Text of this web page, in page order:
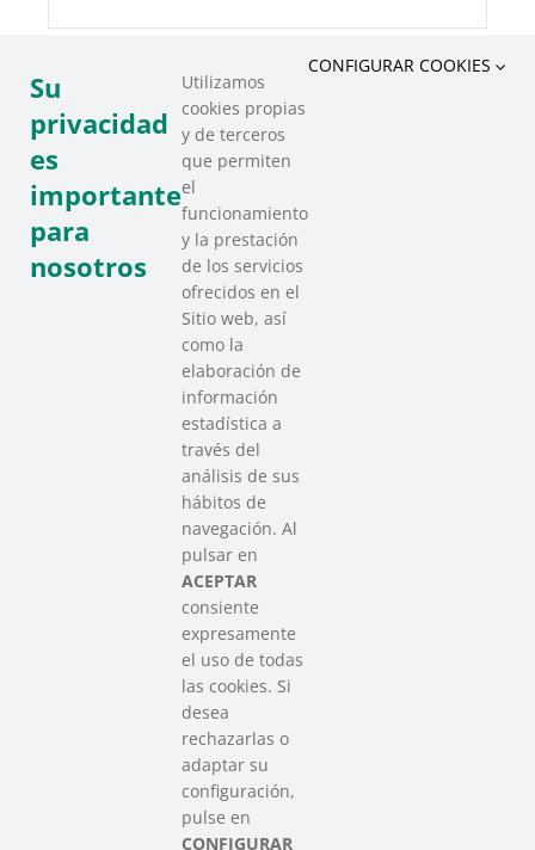
COMPARTIR ESTE EVENTO
SAREEN SAREA
Asociación que agrupa a las redes
del Tercer Sector Social en Euskadi
Contacto
info@sareensarea.eu
Iparraguirre, 9 lonja – 48009 Bilbao
946 569 230
Colabora
Su
privacidad
es
importante
para
nosotros
Utilizamos
cookies propias
y de terceros
que permiten
el
funcionamiento
y la prestación
de los servicios
ofrecidos en el
Sitio web, así
como la
elaboración de
información
estadística a
través del
análisis de sus
hábitos de
navegación. Al
pulsar en
ACEPTAR
consiente
expresamente
el uso de todas
las cookies. Si
desea
rechazarlas o
adaptar su
configuración,
pulse en
CONFIGURAR
CONFIGURAR COOKIES